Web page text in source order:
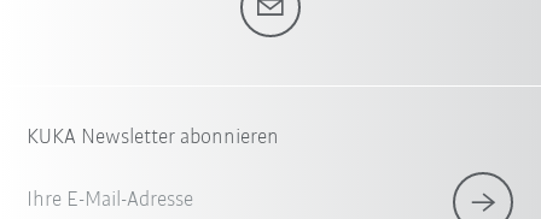
KUKA Newsletter abonnieren
Ihre E-Mail-Adresse